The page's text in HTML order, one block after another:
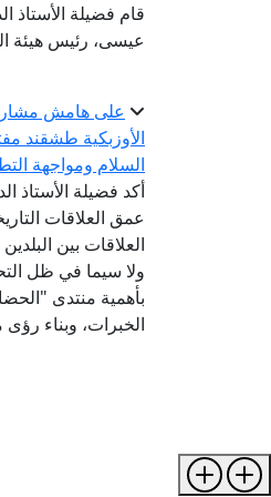
قام فضيلة الأستاذ
عيسى، رئيس هيئة
على هامش
الأوزبكية طشقند
السلام ومواجهة
أكد فضيلة الأستاذ
عمق العلاقات
العلاقات بين
ولا سيما في ظل
بأهمية منتدى
الخبرات، وبناء